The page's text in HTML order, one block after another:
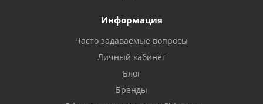
Информация
Часто задаваемые вопросы
Личный кабинет
Блог
Бренды